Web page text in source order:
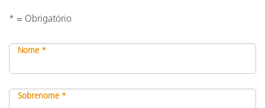
* = Obrigatório
Nome *
Sobrenome *